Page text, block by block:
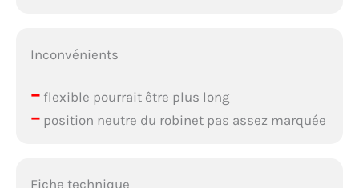
Inconvénients
–flexible pourrait être plus long
–position neutre du robinet pas assez marquée
Fiche technique